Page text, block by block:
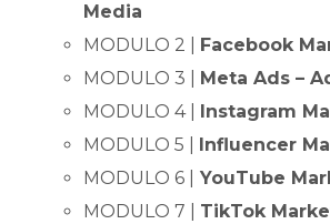
Media
MODULO 2 |
Facebook
MODULO 3 |
Meta Ads –
MODULO 4 |
Instagram
MODULO 5 |
Influencer
MODULO 6 |
YouTube
MODULO 7 | TikTok